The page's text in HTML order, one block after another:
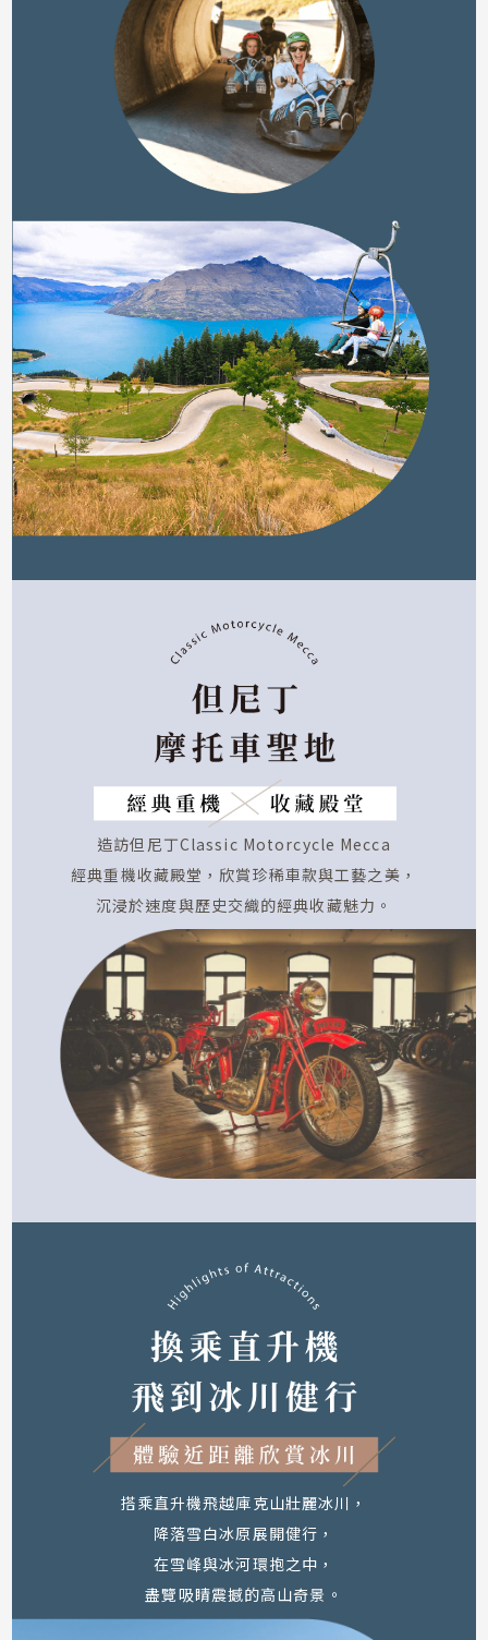
造訪但尼丁Classic Motorcycle Mecca
經典重機收藏殿堂，欣賞珍稀車款與工藝之美，
沉浸於速度與歷史交織的經典收藏魅力。
搭乘直升機飛越庫克山壯麗冰川，
降落雪白冰原展開健行，
在雪峰與冰河環抱之中，
盡覽吸睛震撼的高山奇景。